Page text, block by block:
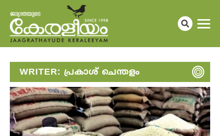
WRITER: പ്രകാശ് ചെന്തളം